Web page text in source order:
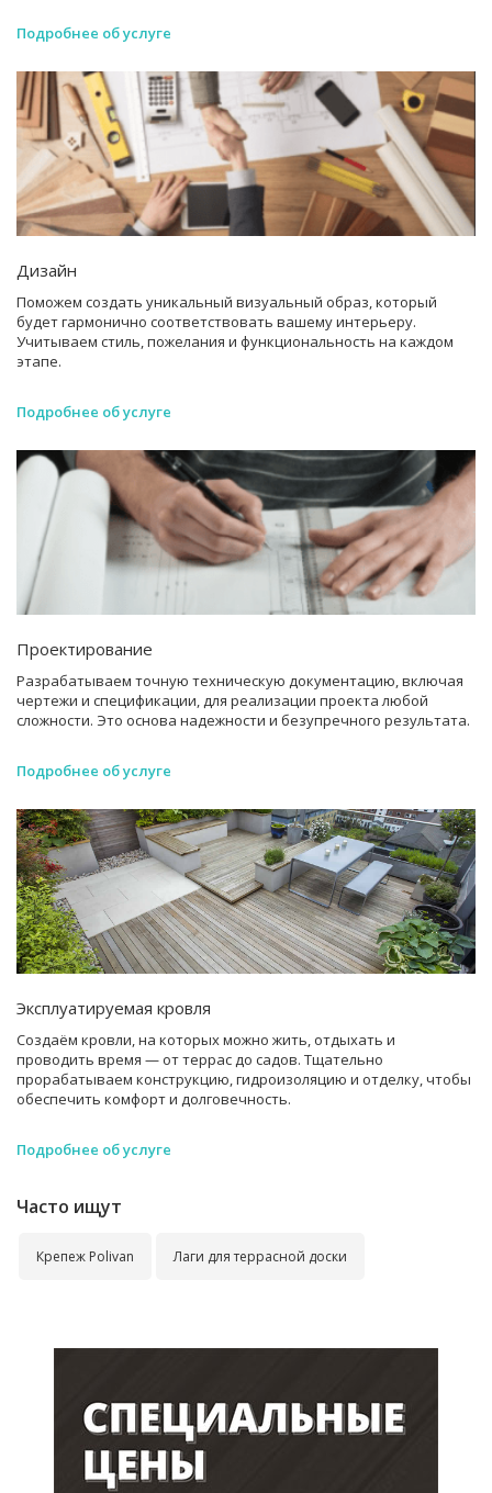
Подробнее об услуге
Дизайн
Поможем создать уникальный визуальный образ, который
будет гармонично соответствовать вашему интерьеру.
Учитываем стиль, пожелания и функциональность на каждом
этапе.
Подробнее об услуге
Проектирование
Разрабатываем точную техническую документацию, включая
чертежи и спецификации, для реализации проекта любой
сложности. Это основа надежности и безупречного результата.
Подробнее об услуге
Эксплуатируемая кровля
Создаём кровли, на которых можно жить, отдыхать и
проводить время — от террас до садов. Тщательно
прорабатываем конструкцию, гидроизоляцию и отделку, чтобы
обеспечить комфорт и долговечность.
Подробнее об услуге
Часто ищут
Крепеж Polivan Лаги для террасной доски